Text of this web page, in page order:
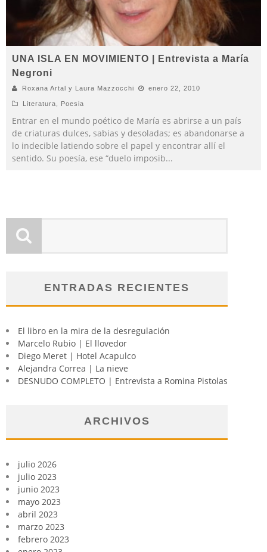
UNA ISLA EN MOVIMIENTO | Entrevista a María
Negroni
Roxana Artal y Laura Mazzocchi enero 22, 2010
Literatura Poesia
Entrar en el mundo poético de María es abrirse a un país
de criaturas dulces, sabias y desoladas; es abandonarse a
lo indecible latiendo sobre el papel y encontrar allí el
sentido. Su poesía, ese “duelo imposib...
ENTRADAS RECIENTES
El libro en la mira de la desregulación
Marcelo Rubio | El llovedor
Diego Meret | Hotel Acapulco
Alejandra Correa | La nieve
DESNUDO COMPLETO | Entrevista a Romina Pistolas
ARCHIVOS
julio 2026
julio 2023
junio 2023
mayo 2023
abril 2023
marzo 2023
febrero 2023